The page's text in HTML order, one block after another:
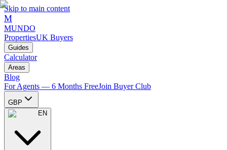
Skip to main content
M
MUNDO
PropertiesUK Buyers
Guides
Calculator
Areas
Blog
For Agents — 6 Months FreeJoin Buyer Club
GBP
EN